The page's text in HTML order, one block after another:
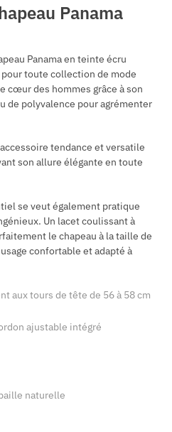
Panama
Panama en teinte écru
toute collection de mode
cœur des hommes grâce à son
de polyvalence pour agrémenter
tendance et versatile
son allure élégante en toute
se veut également pratique
Un lacet coulissant à
le chapeau à la taille de
confortable et adapté à
aux tours de tête de 56 à 58 cm
ajustable intégré
naturelle